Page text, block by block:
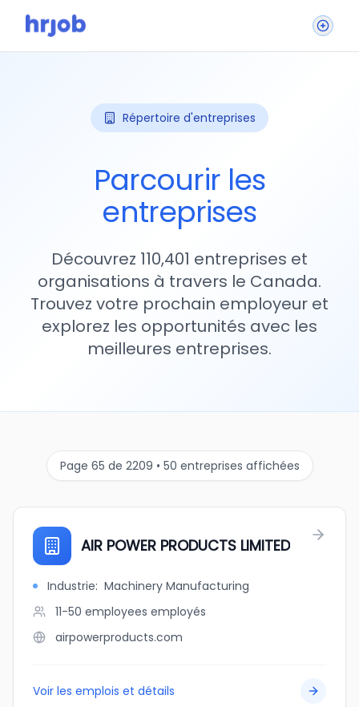
Répertoire d'entreprises
Parcourir les
entreprises
Découvrez 110,401 entreprises et
organisations à travers le Canada.
Trouvez votre prochain employeur et
explorez les opportunités avec les
meilleures entreprises.
Page 65 de 2209 • 50 entreprises affichées
AIR POWER PRODUCTS LIMITED
Industrie: Machinery Manufacturing
11-50 employees employés
airpowerproducts.com
Voir les emplois et détails